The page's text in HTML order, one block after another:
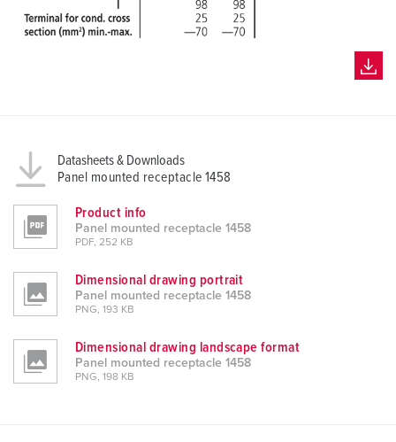
Datasheets & Downloads
Panel mounted receptacle 1458
Product info
Panel mounted receptacle 1458
PDF, 252 KB
Dimensional drawing portrait
Panel mounted receptacle 1458
PNG, 193 KB
Dimensional drawing landscape format
Panel mounted receptacle 1458
PNG, 198 KB